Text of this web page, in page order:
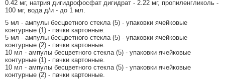
0.42 мг, натрия дигидрофосфат дигидрат - 2.22 мг, пропиленгликоль -
100 мг, вода д/и - до 1 мл.
5 мл - ампулы бесцветного стекла (5) - упаковки ячейковые
контурные (1) - пачки картонные.
5 мл - ампулы бесцветного стекла (5) - упаковки ячейковые
контурные (2) - пачки картонные.
10 мл - ампулы бесцветного стекла (5) - упаковки ячейковые
контурные (1) - пачки картонные.
10 мл - ампулы бесцветного стекла (5) - упаковки ячейковые
контурные (2) - пачки картонные.